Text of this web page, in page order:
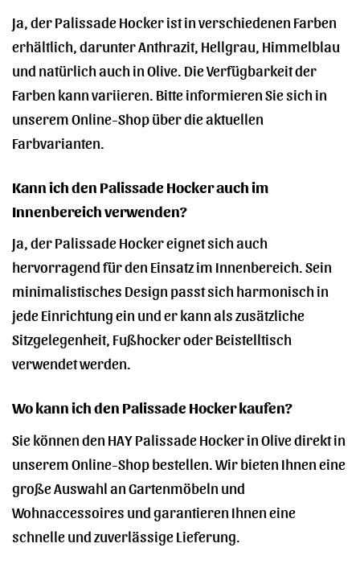
Ja, der Palissade Hocker ist in verschiedenen Farben
erhältlich, darunter Anthrazit, Hellgrau, Himmelblau
und natürlich auch in Olive. Die Verfügbarkeit der
Farben kann variieren. Bitte informieren Sie sich in
unserem Online-Shop über die aktuellen
Farbvarianten.
Kann ich den Palissade Hocker auch im
Innenbereich verwenden?
Ja, der Palissade Hocker eignet sich auch
hervorragend für den Einsatz im Innenbereich. Sein
minimalistisches Design passt sich harmonisch in
jede Einrichtung ein und er kann als zusätzliche
Sitzgelegenheit, Fußhocker oder Beistelltisch
verwendet werden.
Wo kann ich den Palissade Hocker kaufen?
Sie können den HAY Palissade Hocker in Olive direkt in
unserem Online-Shop bestellen. Wir bieten Ihnen eine
große Auswahl an Gartenmöbeln und
Wohnaccessoires und garantieren Ihnen eine
schnelle und zuverlässige Lieferung.